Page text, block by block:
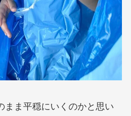
まま平穏にいくのかと思い